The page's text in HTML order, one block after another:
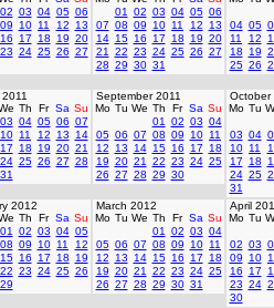
02 03 04 05 06
09 10 11 12
13
16 17 18 19 20
23 24 25 26 27
01
02 03 04 05 06
07 08 09 10 11 12
13
14 15 16 17 18 19 20
21
22 23 24 25 26 27
28 29 30 31
04 05
11
12
18
19
25 26
Th Fr Sa Su
03 04 05 06 07
10 11 12 13
14
17 18 19 20 21
24 25 26 27 28
31
September 2011
Mo Tu We Th Fr Sa Su
01
02 03 04
05 06 07 08 09 10 11
12
13 14 15 16 17
18
19 20 21 22 23 24 25
26 27 28 29 30
October
Mo Tu
03 04
10 11
17
18
24 25
31
2012
Th Fr Sa Su
01
02 03 04 05
08 09 10 11
12
15 16 17 18
19
22 23 24 25 26
29
March 2012
Mo Tu We Th Fr Sa Su
01
02 03 04
05 06 07 08 09 10 11
12
13 14 15 16 17
18
19 20 21 22 23 24 25
26 27 28 29 30 31
April
Mo Tu
02 03
09
10
16
17
23 24
30